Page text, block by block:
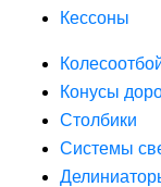
Кессоны
Конусы
Столбики
Системы